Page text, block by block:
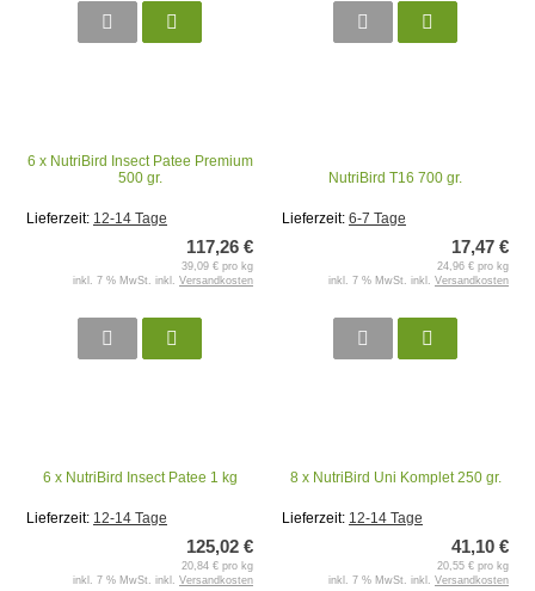
6 x NutriBird Insect Patee Premium
500 gr.
Lieferzeit: 12-14 Tage
117,26 €
39,09 € pro kg
inkl. 7 % MwSt. inkl. Versandkosten
NutriBird T16 700 gr.
Lieferzeit: 6-7 Tage
17,47 €
24,96 € pro kg
inkl. 7 % MwSt. inkl. Versandkosten
6 x NutriBird Insect Patee 1 kg
Lieferzeit: 12-14 Tage
125,02 €
20,84 € pro kg
inkl. 7 % MwSt. inkl. Versandkosten
8 x NutriBird Uni Komplet 250 gr.
Lieferzeit: 12-14 Tage
41,10 €
20,55 € pro kg
inkl. 7 % MwSt. inkl. Versandkosten